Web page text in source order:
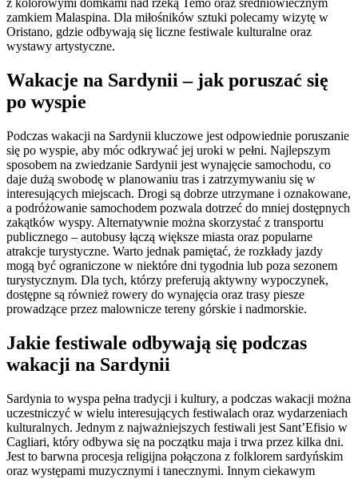
z kolorowymi domkami nad rzeką Temo oraz średniowiecznym
zamkiem Malaspina. Dla miłośników sztuki polecamy wizytę w
Oristano, gdzie odbywają się liczne festiwale kulturalne oraz
wystawy artystyczne.
Wakacje na Sardynii – jak poruszać się
po wyspie
Podczas wakacji na Sardynii kluczowe jest odpowiednie poruszanie
się po wyspie, aby móc odkrywać jej uroki w pełni. Najlepszym
sposobem na zwiedzanie Sardynii jest wynajęcie samochodu, co
daje dużą swobodę w planowaniu tras i zatrzymywaniu się w
interesujących miejscach. Drogi są dobrze utrzymane i oznakowane,
a podróżowanie samochodem pozwala dotrzeć do mniej dostępnych
zakątków wyspy. Alternatywnie można skorzystać z transportu
publicznego – autobusy łączą większe miasta oraz popularne
atrakcje turystyczne. Warto jednak pamiętać, że rozkłady jazdy
mogą być ograniczone w niektóre dni tygodnia lub poza sezonem
turystycznym. Dla tych, którzy preferują aktywny wypoczynek,
dostępne są również rowery do wynajęcia oraz trasy piesze
prowadzące przez malownicze tereny górskie i nadmorskie.
Jakie festiwale odbywają się podczas
wakacji na Sardynii
Sardynia to wyspa pełna tradycji i kultury, a podczas wakacji można
uczestniczyć w wielu interesujących festiwalach oraz wydarzeniach
kulturalnych. Jednym z najważniejszych festiwali jest Sant’Efisio w
Cagliari, który odbywa się na początku maja i trwa przez kilka dni.
Jest to barwna procesja religijna połączona z folklorem sardyńskim
oraz występami muzycznymi i tanecznymi. Innym ciekawym